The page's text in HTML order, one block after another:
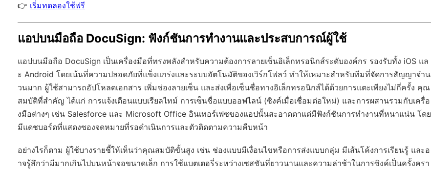
👉 เริ่มทดลองใช้ฟรี
แอปบนมือถือ DocuSign: ฟังก์ชันการทำงานและประสบการณ์ผู้ใช้
แอปบนมือถือ DocuSign เป็นเครื่องมือที่ทรงพลังสำหรับความต้องการลายเซ็นอิเล็กทรอนิกส์ระดับองค์กร รองรับทั้ง iOS แล
ะ Android โดยเน้นที่ความปลอดภัยที่แข็งแกร่งและระบบอัตโนมัติของเวิร์กโฟลว์ ทำให้เหมาะสำหรับทีมที่จัดการสัญญาจำน
วนมาก ผู้ใช้สามารถอัปโหลดเอกสาร เพิ่มช่องลายเซ็น และส่งเพื่อเซ็นชื่อทางอิเล็กทรอนิกส์ได้ด้วยการแตะเพียงไม่กี่ครั้ง คุณ
สมบัติที่สำคัญ ได้แก่ การแจ้งเตือนแบบเรียลไทม์ การเซ็นชื่อแบบออฟไลน์ (ซิงค์เมื่อเชื่อมต่อใหม่) และการผสานรวมกับเครื่อ
งมือต่างๆ เช่น Salesforce และ Microsoft Office อินเทอร์เฟซของแอปนั้นสะอาดตาแต่มีฟังก์ชันการทำงานที่หนาแน่น โดย
มีแดชบอร์ดที่แสดงซองจดหมายที่รอดำเนินการและตัวติดตามความคืบหน้า
อย่างไรก็ตาม ผู้ใช้บางรายชี้ให้เห็นว่าคุณสมบัติขั้นสูง เช่น ช่องแบบมีเงื่อนไขหรือการส่งแบบกลุ่ม มีเส้นโค้งการเรียนรู้ และอ
าจรู้สึกว่ามีมากเกินไปบนหน้าจอขนาดเล็ก การใช้แบตเตอรี่ระหว่างเซสชันที่ยาวนานและความล่าช้าในการซิงค์เป็นครั้งครา